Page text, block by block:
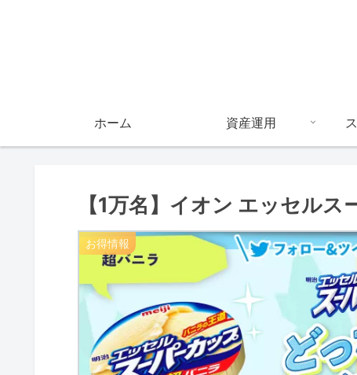
ホーム 資産運用
【1万名】イオン エッセルス
お得情報